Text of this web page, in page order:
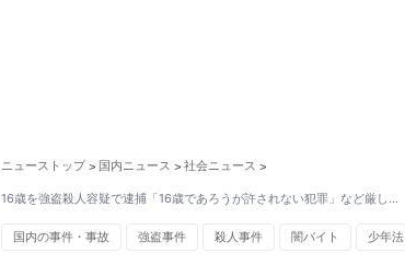
ニューストップ > 国内ニュース > 社会ニュース >
16歳を強盗殺人容疑で逮捕「16歳であろうが許されない犯罪」など厳し…
国内の事件・事故 強盗事件 殺人事件 闇バイト 少年法